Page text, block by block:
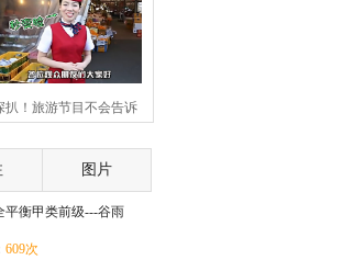
面 两人相谈甚
扒！旅游节目不会告诉
图片
平衡甲类前级---谷雨
609次